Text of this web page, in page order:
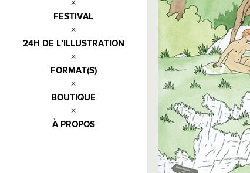
FESTIVAL
24H DE L’ILLUSTRATION
FORMAT(S)
BOUTIQUE
À PROPOS